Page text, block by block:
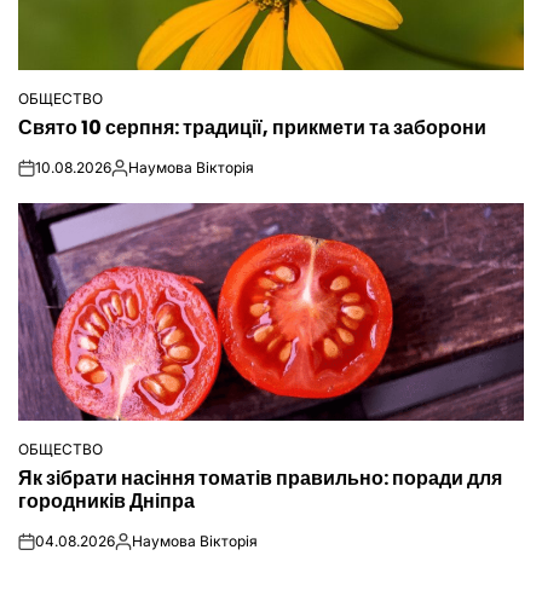
ОПУБЛІКУВАТИ
У
ОБЩЕСТВО
Свято 10 серпня: традиції, прикмети та заборони
on10.08.2026Опубліковано
Наумова Вікторія
ОПУБЛІКУВАТИ
У
ОБЩЕСТВО
Як зібрати насіння томатів правильно: поради для
городників Дніпра
on04.08.2026Опубліковано
Наумова Вікторія